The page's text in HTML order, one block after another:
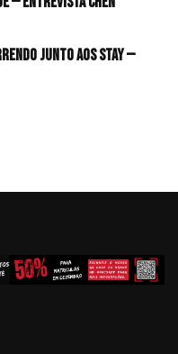
junto aos STAY —